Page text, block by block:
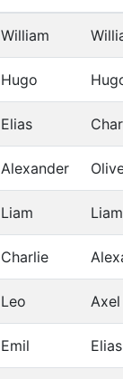
William
Hugo
Elias
Alexander
Liam Liam
Charlie
Leo Axel
Emil Elias